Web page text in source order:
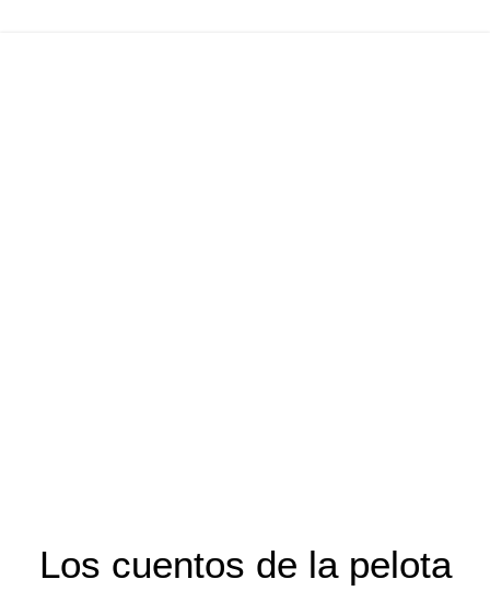
Los cuentos de la pelota